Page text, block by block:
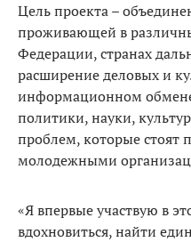
Цель проекта –
проживающей в
Федерации, странах
расширение деловых и
информационном
политики, науки,
проблем, которые стоят
молодежными
«Я впервые участвую в
вдохновиться, найти